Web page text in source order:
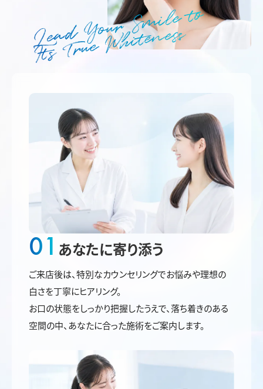
01 あなたに寄り添う
ご来店後は、特別なカウンセリングでお悩みや理想の
白さを丁寧にヒアリング。
お口の状態をしっかり把握したうえで、落ち着きのある
空間の中、あなたに合った施術をご案内します。